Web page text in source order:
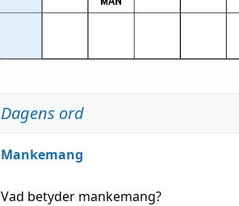
Dagens ord
Mankemang
Vad betyder mankemang?